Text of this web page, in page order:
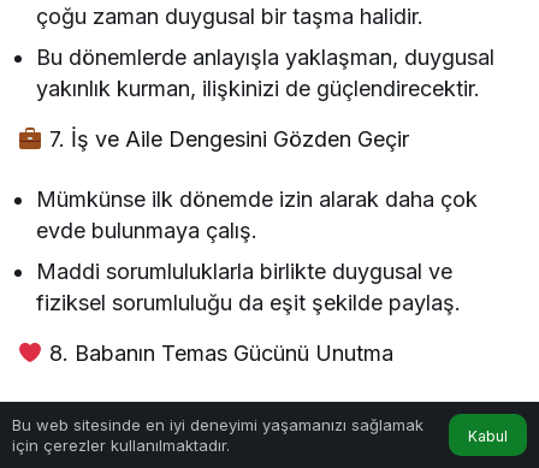
çoğu zaman duygusal bir taşma halidir.
Bu dönemlerde anlayışla yaklaşman, duygusal
yakınlık kurman, ilişkinizi de güçlendirecektir.
7. İş ve Aile Dengesini Gözden Geçir
Mümkünse ilk dönemde izin alarak daha çok
evde bulunmaya çalış.
Maddi sorumluluklarla birlikte duygusal ve
fiziksel sorumluluğu da eşit şekilde paylaş.
8. Babanın Temas Gücünü Unutma
Bebekle kuracağın fiziksel temas (kucağa alma,
göz teması kurma, masaj yapma) onun
Bu web sitesinde en iyi deneyimi yaşamanızı sağlamak
için çerezler kullanılmaktadır.
Kabul